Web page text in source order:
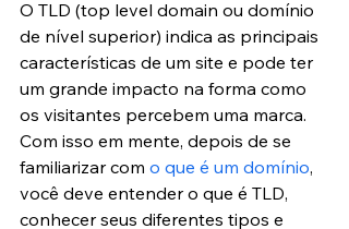
O TLD (top level domain ou domínio
de nível superior) indica as principais
características de um site e pode ter
um grande impacto na forma como
os visitantes percebem uma marca.
Com isso em mente, depois de se
familiarizar com o que é um domínio,
você deve entender o que é TLD,
conhecer seus diferentes tipos e